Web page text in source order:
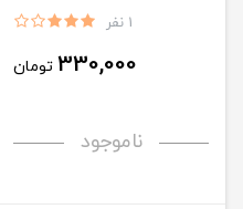
1 نفر
330,000 تومان
ناموجود